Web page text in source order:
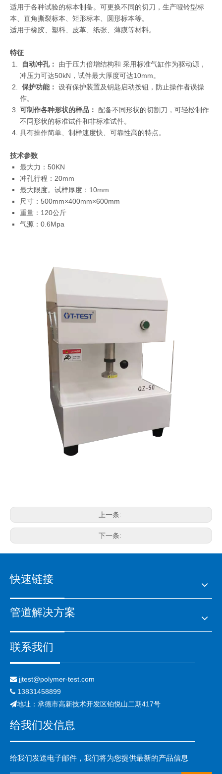
适用于各种试验的标本制备。可更换不同的切刀，生产哑铃型标
本、直角撕裂标本、矩形标本、圆形标本等。
适用于橡胶、塑料、皮革、纸张、薄膜等材料。
特征
自动冲孔：
由于压力倍增结构和 采用标准气缸作为驱动源，
冲压力可达50kN，试件最大厚度可达10mm。
保护功能： 设有保护装置及钥匙启动按钮，防止操作者误操
作。
可制作各种形状的样品： 配备不同形状的切割刀，可轻松制作
不同形状的标准试件和非标准试件。
具有操作简单、制样速度快、可靠性高的特点。
技术参数
最大力：50KN
冲孔行程：20mm
最大限度。试样厚度：10mm
尺寸：500mm×400mm×600mm
重量：120公斤
气源：0.6Mpa
上一条:
下一条:
快速链接
管道解决方案
联系我们
 jjtest@polymer-test.com
 13831458899
地址：承德市高新技术开发区铂悦山二期417号
给我们发信息
给我们发送电子邮件，我们将为您提供最新的产品信息